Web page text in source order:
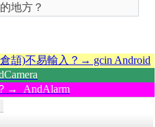
地方？
頡)不易輸入？→ gcin Android
→ AndAlarm